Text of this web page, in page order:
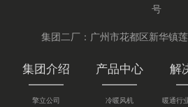
号
集团二厂：广州市花都区新华镇
集团介绍
擎立公司
产品中心
冷暖风机
解
暖通行